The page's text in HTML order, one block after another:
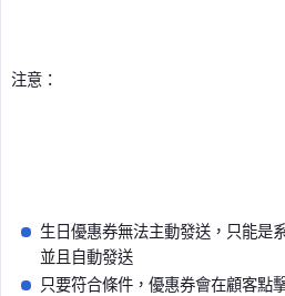
注意：
生日優惠券無法主動發送，只能是
並且自動發送
只要符合條件，優惠券會在顧客點